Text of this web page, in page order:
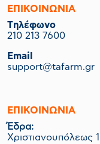
ΕΠΙΚΟΙΝΩΝΙΑ
Tηλέφωνο
210 213 7600
Email
support@tafarm.gr
ΕΠΙΚΟΙΝΩΝΊΑ
Έδρα:
Χριστιανουπόλεως